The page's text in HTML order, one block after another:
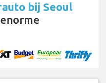
bij Seoul